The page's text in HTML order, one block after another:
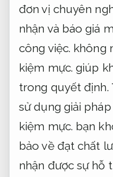
đơn vị chuyên
nhận và báo giá
công việc. không
kiệm mực. giúp
trong quyết định.
sử dụng giải
kiệm mực. bạn
bảo về đạt chất
nhận được sự hỗ